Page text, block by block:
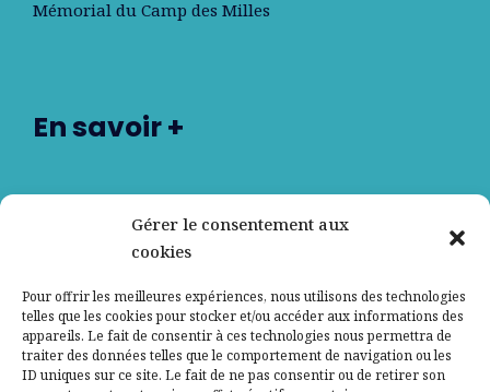
Gérer le consentement aux
cookies
Pour offrir les meilleures expériences, nous utilisons des technologies
telles que les cookies pour stocker et/ou accéder aux informations des
appareils. Le fait de consentir à ces technologies nous permettra de
traiter des données telles que le comportement de navigation ou les
ID uniques sur ce site. Le fait de ne pas consentir ou de retirer son
Mémorial du Camp des Milles
En savoir +
Nos partenaires
Contactez-nous